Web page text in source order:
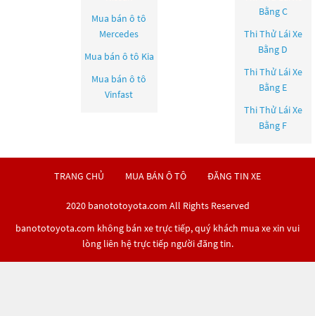
Mua bán ô tô
Mercedes
Mua bán ô tô Kia
Mua bán ô tô
Vinfast
Bằng C
Thi Thử Lái Xe
Bằng D
Thi Thử Lái Xe
Bằng E
Thi Thử Lái Xe
Bằng F
TRANG CHỦ MUA BÁN Ô TÔ ĐĂNG TIN XE
2020 banototoyota.com All Rights Reserved
banototoyota.com không bán xe trực tiếp, quý khách mua xe xin vui
lòng liên hệ trực tiếp người đăng tin.